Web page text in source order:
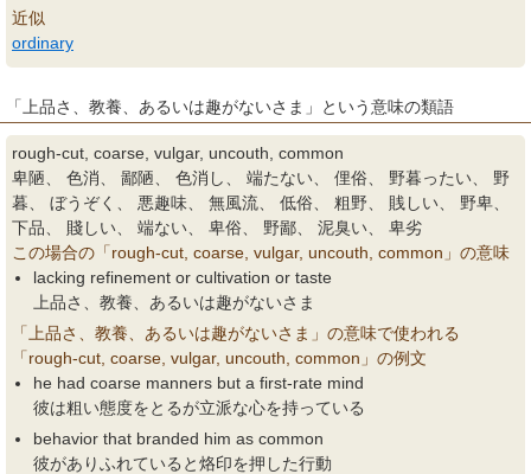
近似
ordinary
「上品さ、教養、あるいは趣がないさま」という意味の類語
rough-cut, coarse, vulgar, uncouth, common
卑陋、 色消、 鄙陋、 色消し、 端たない、 俚俗、 野暮ったい、 野
暮、 ぼうぞく、 悪趣味、 無風流、 低俗、 粗野、 賎しい、 野卑、
下品、 賤しい、 端ない、 卑俗、 野鄙、 泥臭い、 卑劣
この場合の「rough-cut, coarse, vulgar, uncouth, common」の意味
lacking refinement or cultivation or taste
上品さ、教養、あるいは趣がないさま
「上品さ、教養、あるいは趣がないさま」の意味で使われる
「rough-cut, coarse, vulgar, uncouth, common」の例文
he had coarse manners but a first-rate mind
彼は粗い態度をとるが立派な心を持っている
behavior that branded him as common
彼がありふれていると烙印を押した行動